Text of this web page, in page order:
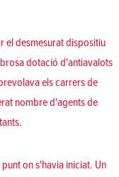
el desmesurat dispositiu
dotació d'antiavalots
els carrers de
nombre d'agents de
on s'havia iniciat. Un